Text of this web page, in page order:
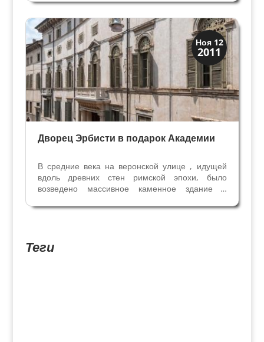
кирпичной кладки на колокольне и в атрио
перед входом в церковь. От примитивной
церквушки на этом месте сохранились...
Ноя 12
2011
Виллы и дворцы
Скрытая Верона
Дворец Эрбисти в подарок Академии
В средние века на веронской улице , идущей
вдоль древних стен римской эпохи, было
возведено массивное каменное здание в
некоторые элементы - окна с романскими
Теги